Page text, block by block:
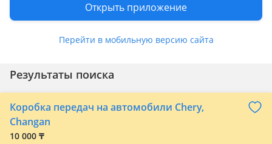
Открыть приложение
Перейти в мобильную версию сайта
Chery Tiggo 4 оригинал
Любые запчасти Chery Changan Exeed Geely Volkswagen Zeekr VW ID4, ID6, ID Unyx, Li L6, L7, L9, Honda E: NS1 E: NP1, M-NV, Omoda C5, S5, Jetour, Jaecoo и другие автомобили Все Вопросы по телефону Цены зависят от комплектации, уточняйте Бампер Бампер в цвете в сборе Бампер в сборе с решёткой радиатора (Не входят фары, фонари, партроники, датчики, ДХО, ПТФ, Туманки крыло зеркало) Быстрая доставка по городу Алматы и по всему Казахстану. В наличии/под заказ. Новые оригинал Оригинальные запчасти напрямую от производителя и дубликат. Оптом и в розницу. Запчасти на Honda Hyundai Kia Chery, Exeed, Geely, Zeekr, Omoda, Jetour Changan Uni V, Uni T, Uni K, Uni Z, CS35Plus CS75Plus CS95 Volkswagen VW ID4, ID6, ID Unyx, Li L6, L7, L9, Honda E: NS1 E: NP1, M-NV, Omoda C5, S5, Jetour, Jaecoo Soueast S06 Soueast S07 и другие автомобили. Все Вопросы по телефону в объявлении: — Эмиль
Алматы
871 17
Результаты поиска
Коробка передач на автомобили Chery,
Changan
10 000 ₸